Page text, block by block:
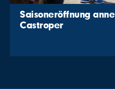
Saisoneröffnung anne
Castroper